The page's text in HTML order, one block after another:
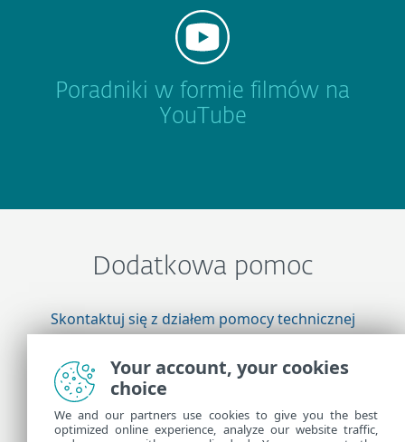
Poradniki w formie filmów na
YouTube
Dodatkowa pomoc
Skontaktuj się z działem pomocy technicznej
firmy ESET
Więcej informacji
Your account, your cookies
choice
We and our partners use cookies to give you the best
optimized online experience, analyze our website traffic,